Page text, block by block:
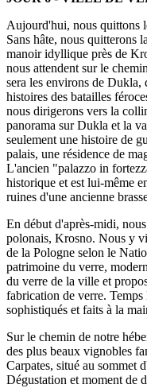
Aujourd'hui, nous quittons
Sans hâte, nous quitterons
manoir idyllique près de
nous attendent sur le
sera les environs de
histoires des batailles
nous dirigerons vers la
panorama sur Dukla et la
seulement une histoire de
palais, une résidence de
L'ancien "palazzo in
historique et est lui-même
ruines d'une ancienne
En début d'après-midi,
polonais, Krosno. Nous y
de la Pologne selon le
patrimoine du verre,
du verre de la ville et
fabrication de verre.
sophistiqués et faits à la
Sur le chemin de notre
des plus beaux vignobles
Carpates, situé au sommet
Dégustation et moment de